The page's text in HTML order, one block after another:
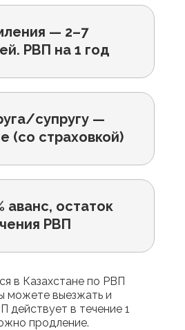
— 2–7
РВП на 1 год
супругу —
(со страховкой)
аванс, остаток
РВП
в Казахстане по РВП
можете выезжать и
действует в течение 1
продление.